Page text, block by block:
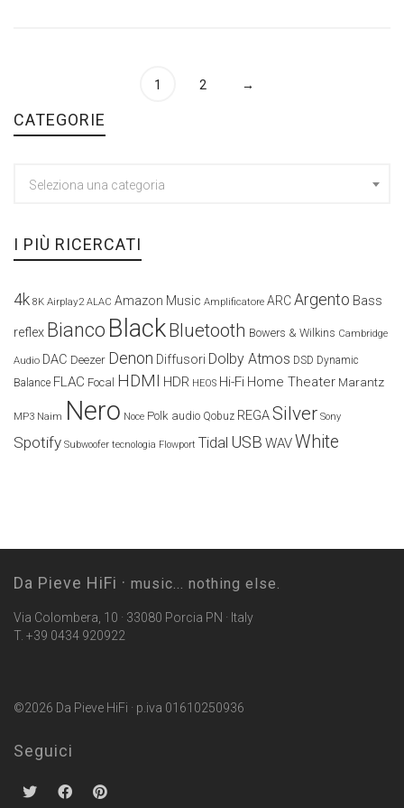
1 2 →
CATEGORIE
Seleziona una categoria
I PIÙ RICERCATI
4k 8K Airplay2 ALAC Amazon Music Amplificatore ARCArgento Bass
reflex Bianco BlackBluetooth Bowers & Wilkins Cambridge
Audio DAC Deezer Denon Diffusori Dolby Atmos DSD Dynamic
Balance FLAC Focal HDMI HDR HEOS Hi-Fi Home Theater Marantz
MP3 Naim Nero Noce Polk audio Qobuz REGASilver Sony
Spotify Subwoofer tecnologia Flowport Tidal USB WAVWhite
Da Pieve HiFi · music... nothing else.
Via Colombera, 10 · 33080 Porcia PN · Italy
T. +39 0434 920922
©2026 Da Pieve HiFi · p.iva 01610250936
Seguici